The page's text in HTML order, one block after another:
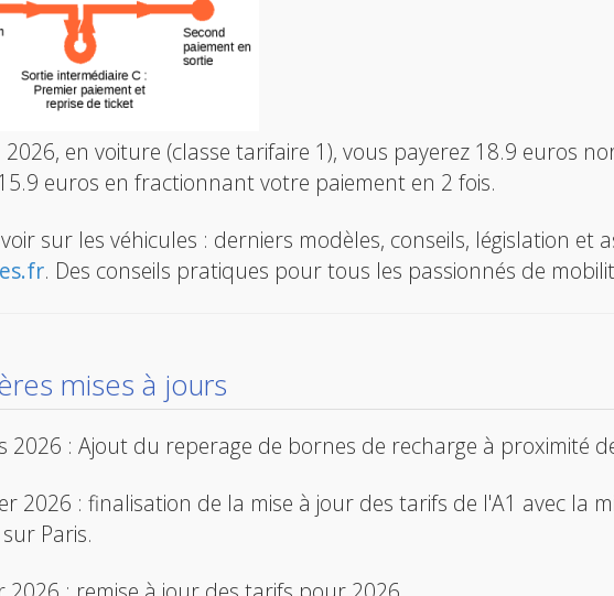
2026, en voiture (classe tarifaire 1), vous payerez 18.9 euros
euros en fractionnant votre paiement en 2 fois.
sur les véhicules : derniers modèles, conseils, législation et
. Des conseils pratiques pour tous les passionnés de
mises à jours
2026 : Ajout du reperage de bornes de recharge à proximité
2026 : finalisation de la mise à jour des tarifs de l'A1 avec la
Paris.